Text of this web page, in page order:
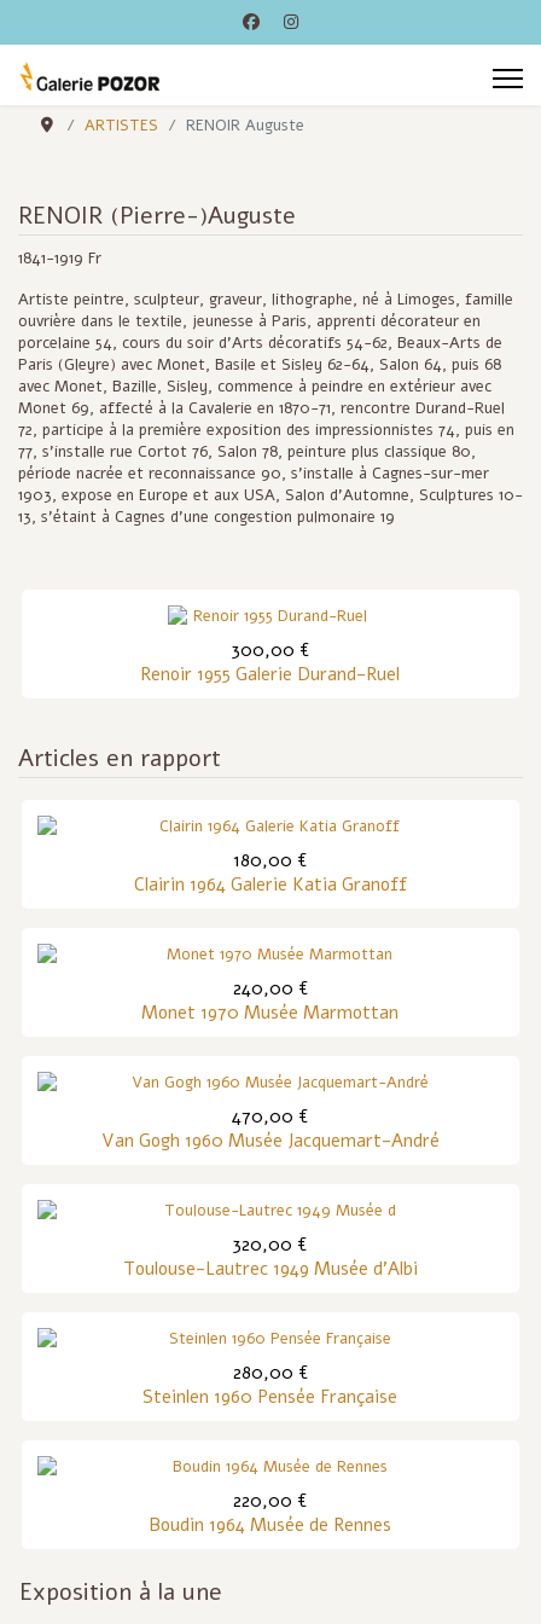
ARTISTES RENOIR Auguste
RENOIR (Pierre-)Auguste
1841-1919 Fr
Artiste peintre, sculpteur, graveur, lithographe, né à Limoges, famille
ouvrière dans le textile, jeunesse à Paris, apprenti décorateur en
porcelaine 54, cours du soir d'Arts décoratifs 54-62, Beaux-Arts de
Paris (Gleyre) avec Monet, Basile et Sisley 62-64, Salon 64, puis 68
avec Monet, Bazille, Sisley, commence à peindre en extérieur avec
Monet 69, affecté à la Cavalerie en 1870-71, rencontre Durand-Ruel
72, participe à la première exposition des impressionnistes 74, puis en
77, s'installe rue Cortot 76, Salon 78, peinture plus classique 80,
période nacrée et reconnaissance 90, s'installe à Cagnes-sur-mer
1903, expose en Europe et aux USA, Salon d'Automne, Sculptures 10-
13, s'étaint à Cagnes d'une congestion pulmonaire 19
300,00 €
Renoir 1955 Galerie Durand-Ruel
Articles en rapport
180,00 €
Clairin 1964 Galerie Katia Granoff
240,00 €
Monet 1970 Musée Marmottan
470,00 €
Van Gogh 1960 Musée Jacquemart-André
320,00 €
Toulouse-Lautrec 1949 Musée d'Albi
280,00 €
Steinlen 1960 Pensée Française
220,00 €
Boudin 1964 Musée de Rennes
Exposition à la une